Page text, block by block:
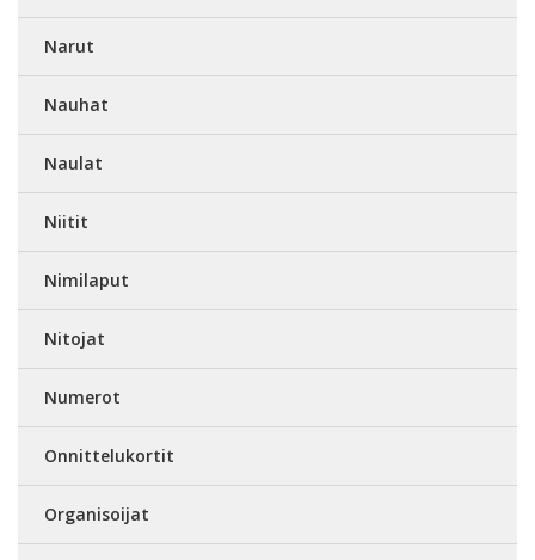
Narut
Nauhat
Naulat
Niitit
Nimilaput
Nitojat
Numerot
Onnittelukortit
Organisoijat